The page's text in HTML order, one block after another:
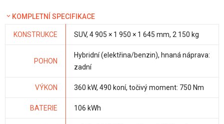
KOMPLETNÍ SPECIFIKACE
KONSTRUKCE SUV, 4 905 × 1 950 × 1 645 mm, 2 150 kg
POHON
Hybridní (elektřina/benzin), hnaná náprava:
zadní
VÝKON 360 kW, 490 koní, točivý moment: 750 Nm
BATERIE 106 kWh